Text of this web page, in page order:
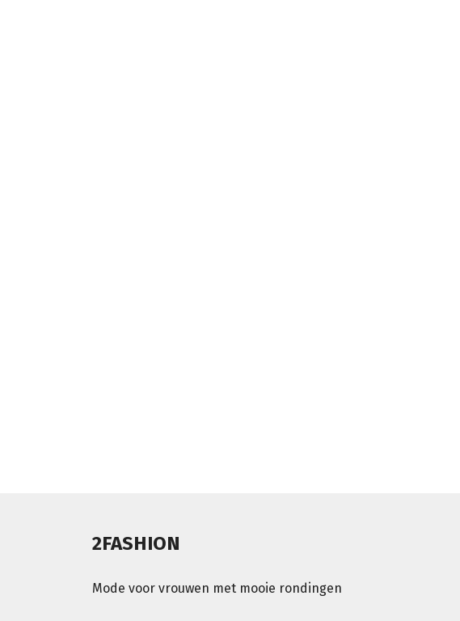
2FASHION
Mode voor vrouwen met mooie rondingen